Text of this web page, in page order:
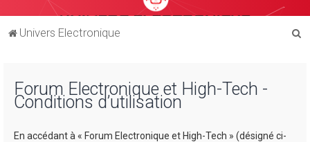
Univers Electronique
Forum Electronique et High-Tech -
Conditions d’utilisation
En accédant à « Forum Electronique et High-Tech » (désigné ci-